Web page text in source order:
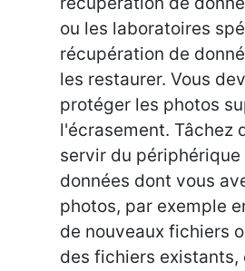
ou les laboratoires
récupération de
les restaurer. Vous
protéger les photos
l'écrasement. Tâchez
servir du
données dont vous
photos, par exemple
de nouveaux fichiers
des fichiers existants,